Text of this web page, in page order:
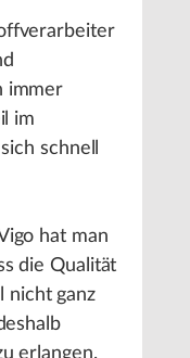
immer
im
schnell
hat man
die Qualität
nicht ganz
erlangen.